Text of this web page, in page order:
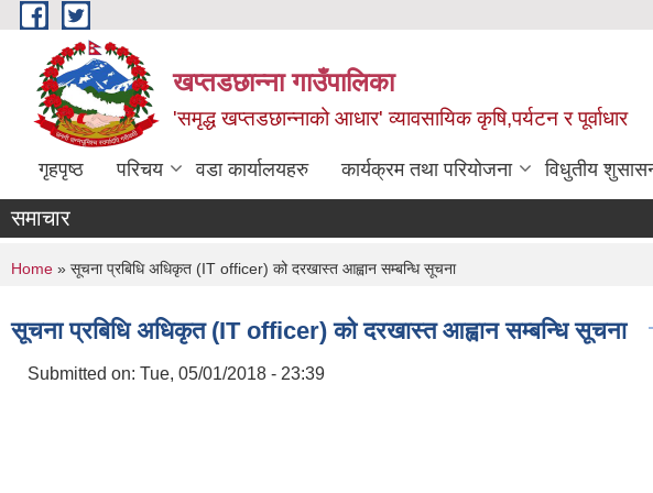
Skip to main content
खप्तडछान्ना गाउँपालिका
'समृद्ध खप्तडछान्नाको आधार' व्यावसायिक कृषि,पर्यटन र पूर्वाधार
गृहपृष्ठ परिचय वडा कार्यालयहरु कार्यक्रम तथा परियोजना विधुतीय
समाचार
You are here
Home » सूचना प्रबिधि अधिकृत (IT officer) को दरखास्त आह्वान सम्बन्धि सूचना
सूचना प्रबिधि अधिकृत (IT officer) को दरखास्त आह्वान सम्बन्धि सूचना
Submitted on: Tue, 05/01/2018 - 23:39